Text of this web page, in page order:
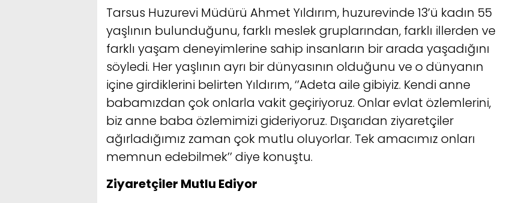
Tarsus Huzurevi Müdürü Ahmet Yıldırım, huzurevinde 13’ü kadın 55
yaşlının bulunduğunu, farklı meslek gruplarından, farklı illerden ve
farklı yaşam deneyimlerine sahip insanların bir arada yaşadığını
söyledi. Her yaşlının ayrı bir dünyasının olduğunu ve o dünyanın
içine girdiklerini belirten Yıldırım, ‘’Adeta aile gibiyiz. Kendi anne
babamızdan çok onlarla vakit geçiriyoruz. Onlar evlat özlemlerini,
biz anne baba özlemimizi gideriyoruz. Dışarıdan ziyaretçiler
ağırladığımız zaman çok mutlu oluyorlar. Tek amacımız onları
memnun edebilmek’’ diye konuştu.
Ziyaretçiler Mutlu Ediyor